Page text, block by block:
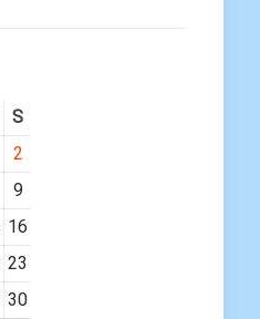
S
2
9
16
23
30